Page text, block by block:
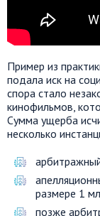
Пример из
подала иск на
спора стало
кинофильмов,
Сумма ущерба
несколько
размере 1
позже